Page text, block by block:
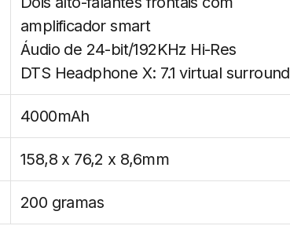
amplificador smart
Áudio de 24-bit/192KHz Hi-Res
DTS Headphone X: 7.1 virtual surround
4000mAh
158,8 x 76,2 x 8,6mm
200 gramas